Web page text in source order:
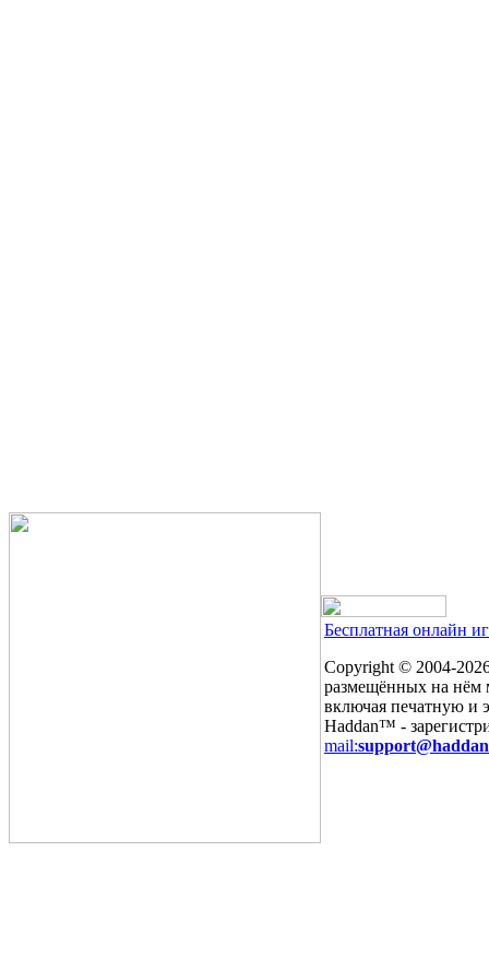
Бесплатная онлайн
Copyright © 2004-
размещённых на нём
включая печатную и
Haddan™ -
mail: